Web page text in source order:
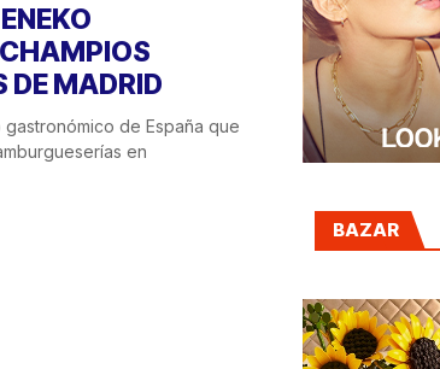
DE MADRID
de España que
en
BAZAR